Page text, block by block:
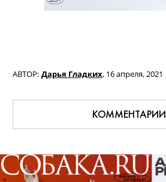
АВТОР: Дарья Гладких, 16 апреля, 2021
КОММЕНТАРИИ